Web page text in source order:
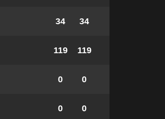
34 34
119 119
0 0
0 0